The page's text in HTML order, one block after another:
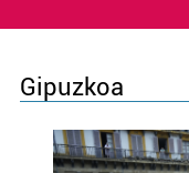
Gipuzkoa